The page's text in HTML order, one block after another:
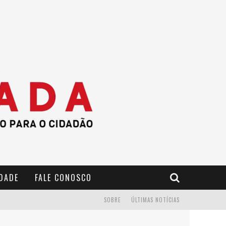
FALE CONOSCO
ÚLTIMAS NOTÍCIAS
SOBRE